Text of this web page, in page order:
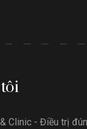
Clinic - Điều trị